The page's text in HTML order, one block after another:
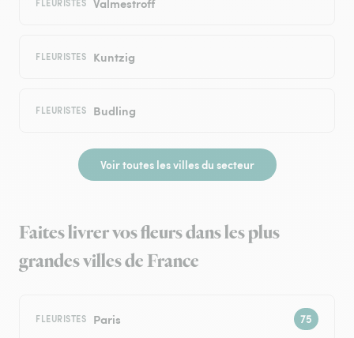
FLEURISTES
FLEURISTES Kuntzig
FLEURISTES Budling
Voir toutes les villes du secteur
Faites livrer vos fleurs dans les plus
grandes villes de France
FLEURISTES Paris